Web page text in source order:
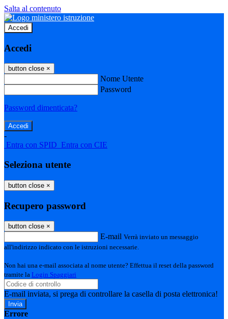
Salta al contenuto
Accedi
Accedi
button close ×
Nome Utente
Password
Password dimenticata?
-
Entra con SPID Entra con CIE
Seleziona utente
button close ×
Recupero password
button close ×
E-mail Verrà inviato un messaggio
all'indirizzo indicato con le istruzioni necessarie.
Non hai una e-mail associata al nome utente? Effettua il reset della password
tramite la Login Spaggiari
E-mail inviata, si prega di controllare la casella di posta elettronica!
Errore